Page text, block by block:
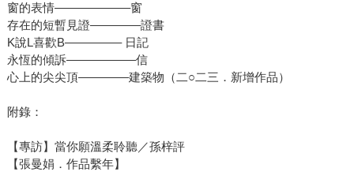
窗的表情––––––––––––窗
存在的短暫見證––––––––證書
K說L喜歡B––––––––– 日記
永恆的傾訴–––––––––––信
心上的尖尖頂––––––––建築物（二○二三．新增作品）
附錄：
【專訪】當你願溫柔聆聽／孫梓評
【張曼娟．作品繫年】